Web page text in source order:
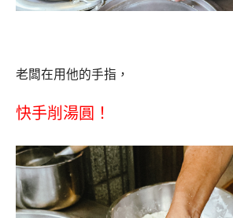
老闆在用他的手指，
快手削湯圓！